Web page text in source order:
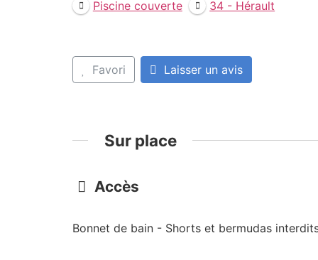
Piscine couverte
34 - Hérault
Favori Laisser un avis
Sur place
Accès
Bonnet de bain - Shorts et bermudas